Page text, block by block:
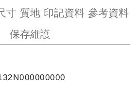
寸 質地 印記資料 參考資料
保存維護